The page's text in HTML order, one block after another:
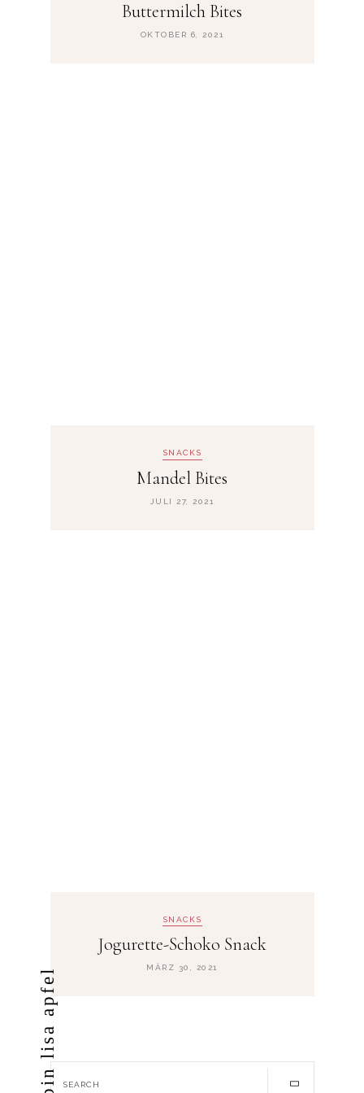
Buttermilch Bites
OKTOBER 6, 2021
SNACKS
Mandel Bites
JULI 27, 2021
SNACKS
Jogurette-Schoko Snack
MÄRZ 30, 2021
ich bin lisa apfel